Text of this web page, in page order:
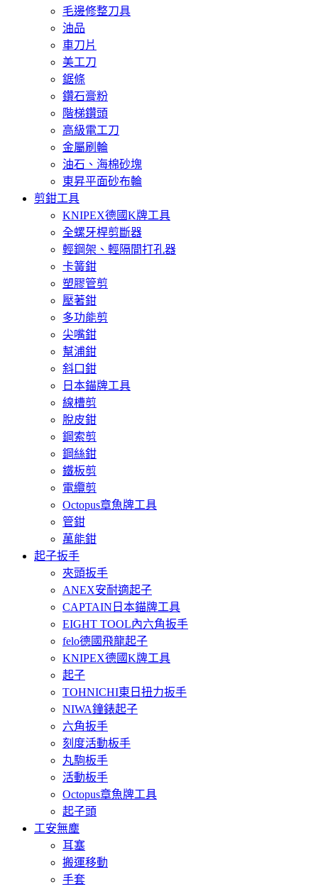
毛邊修整刀具
油品
車刀片
美工刀
鋸條
鑽石膏粉
階梯鑽頭
高級電工刀
金屬刷輪
油石、海棉砂塊
東昇平面砂布輪
剪鉗工具
KNIPEX德國K牌工具
全螺牙桿剪斷器
輕鋼架、輕隔間打孔器
卡簧鉗
塑膠管剪
壓著鉗
多功能剪
尖嘴鉗
幫浦鉗
斜口鉗
日本錨牌工具
線槽剪
脫皮鉗
鋼索剪
鋼絲鉗
鐵板剪
電纜剪
Octopus章魚牌工具
管鉗
萬能鉗
起子扳手
夾頭扳手
ANEX安耐適起子
CAPTAIN日本錨牌工具
EIGHT TOOL內六角扳手
felo德國飛龍起子
KNIPEX德國K牌工具
起子
TOHNICHI東日扭力扳手
NIWA鐘錶起子
六角扳手
刻度活動板手
丸駒板手
活動板手
Octopus章魚牌工具
起子頭
工安無塵
耳塞
搬運移動
手套